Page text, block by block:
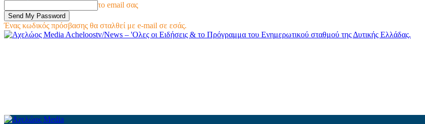
το email σας
Ένας κωδικός πρόσβασης θα σταλθεί με e-mail σε εσάς.
Acheloostv/News – 'Ολες οι Ειδήσεις & το Πρόγραμμα του Ενημερωτικού σταθμού της Δυτικής Ελλάδας.